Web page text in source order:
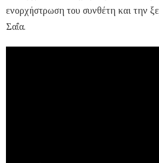
ενορχήστρωση του συνθέτη και την
Σαΐα.